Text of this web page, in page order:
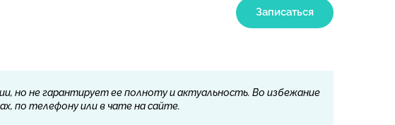
Записаться
но не гарантирует ее полноту и актуальность. Во избежание
по телефону или в чате на сайте.